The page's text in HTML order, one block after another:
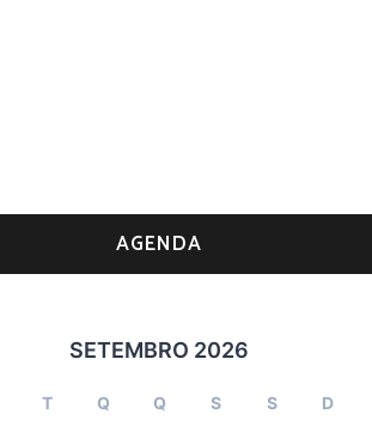
AGENDA
SETEMBRO 2026
T Q Q S S D